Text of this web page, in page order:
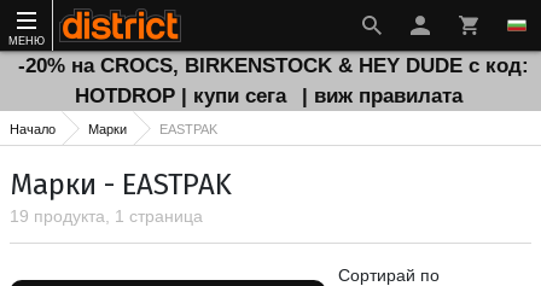
МЕНЮ
-20% на CROCS, BIRKENSTOCK & HEY DUDE с код:
HOTDROP | купи сега
| виж правилата
Начало Марки EASTPAK
Марки - EASTPAK
19 продукта, 1 страница
Сортирай по